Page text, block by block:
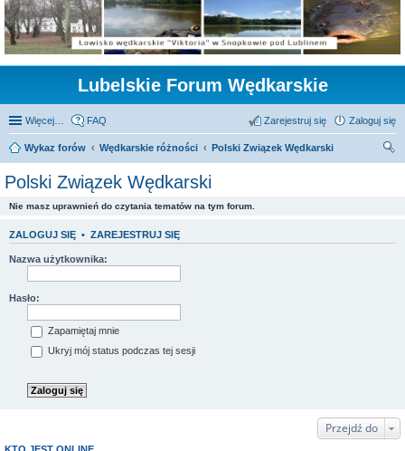
Lubelskie Forum Wędkarskie
Więcej… FAQ Zaloguj się
Zarejestruj się
Wykaz forów Wędkarskie różności
Polski Związek Wędkarski
Polski Związek Wędkarski
Nie masz uprawnień do czytania tematów na tym forum.
ZALOGUJ SIĘ • ZAREJESTRUJ SIĘ
Nazwa użytkownika:
Hasło:
Zapamiętaj mnie
Ukryj mój status podczas tej sesji
Przejdź do